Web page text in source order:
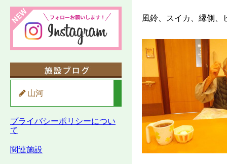
風鈴、スイカ、縁側、
山河
プライバシーポリシーについ
て
関連施設